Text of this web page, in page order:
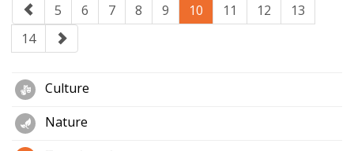
5 6 7 8 9 10 11 12
13
14
Culture
Nature